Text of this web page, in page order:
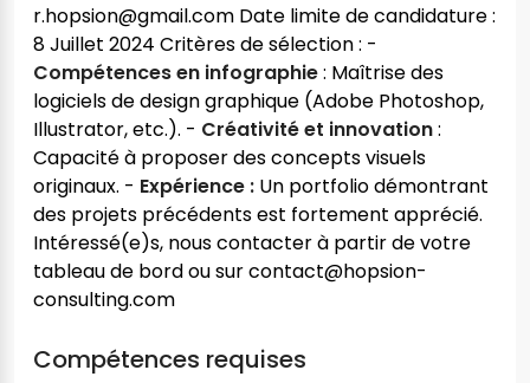
r.hopsion@gmail.com Date limite de candidature :
8 Juillet 2024 Critères de sélection : -
Compétences en infographie: Maîtrise des
logiciels de design graphique (Adobe Photoshop,
Illustrator, etc.). - Créativité et innovation:
Capacité à proposer des concepts visuels
originaux. - Expérience : Un portfolio démontrant
des projets précédents est fortement apprécié.
Intéressé(e)s, nous contacter à partir de votre
tableau de bord ou surcontact@hopsion-
consulting.com
Compétences requises